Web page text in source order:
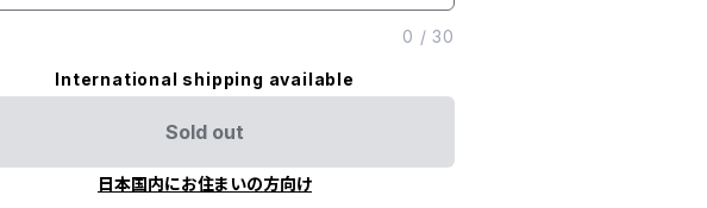
0 /30
International shipping available
Sold out
日本国内にお住まいの方向け